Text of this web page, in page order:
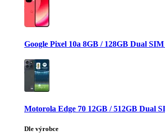
Google Pixel 10a 8GB / 128GB Dual
Motorola Edge 70 12GB / 512GB Dual
Dle výrobce